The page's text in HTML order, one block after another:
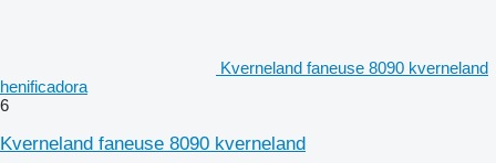
Kverneland faneuse 8090 kverneland
henificadora
6
Kverneland faneuse 8090 kverneland